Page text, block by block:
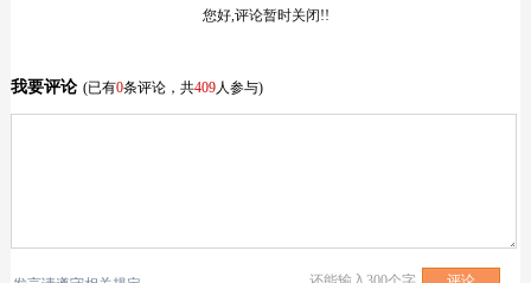
您好,评论暂时关闭!!
我要评论 (已有0条评论，共409人参与)